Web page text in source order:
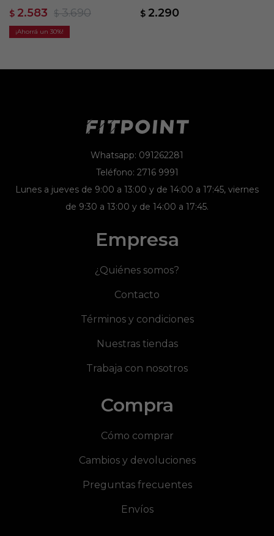
$ 2.583 $ 3.690
30
$ 2.290
Whatsapp: 091262281
Teléfono: 2716 9991
Lunes a jueves de 9:00 a 13:00 y de 14:00 a 17:45, viernes
de 9:30 a 13:00 y de 14:00 a 17:45.
Empresa
¿Quiénes somos?
Contacto
Términos y condiciones
Nuestras tiendas
Trabaja con nosotros
Compra
Cómo comprar
Cambios y devoluciones
Preguntas frecuentes
Envíos